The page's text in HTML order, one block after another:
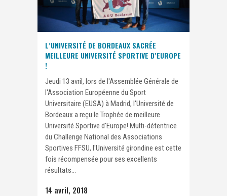
L’UNIVERSITÉ DE BORDEAUX SACRÉE
MEILLEURE UNIVERSITÉ SPORTIVE D’EUROPE
!
Jeudi 13 avril, lors de l'Assemblée Générale de
l'Association Européenne du Sport
Universitaire (EUSA) à Madrid, l'Université de
Bordeaux a reçu le Trophée de meilleure
Université Sportive d'Europe! Multi-détentrice
du Challenge National des Associations
Sportives FFSU, l'Université girondine est cette
fois récompensée pour ses excellents
résultats...
14 avril, 2018